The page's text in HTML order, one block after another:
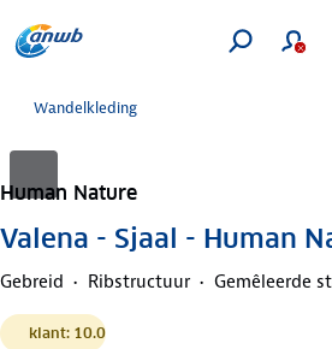
Wandelkleding
Human Nature
Valena - Sjaal - Human
Gebreid Ribstructuur Gemêleerde
klant: 10.0